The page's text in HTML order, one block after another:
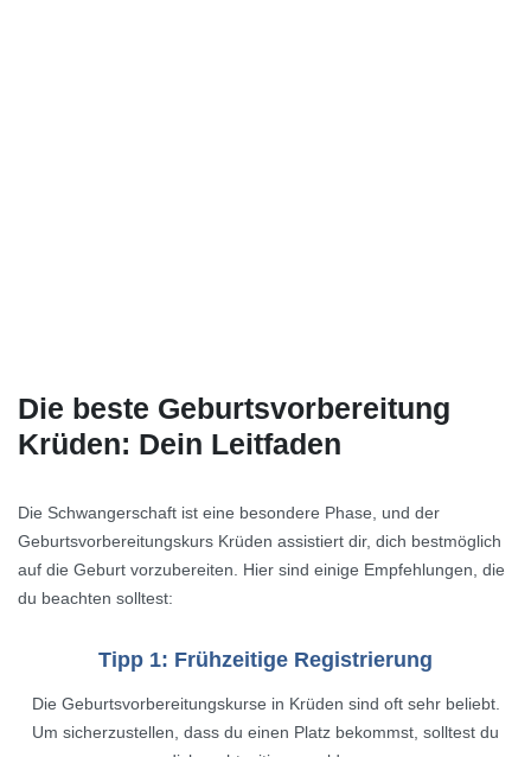
Die beste Geburtsvorbereitung
Krüden: Dein Leitfaden
Die Schwangerschaft ist eine besondere Phase, und der
Geburtsvorbereitungskurs Krüden assistiert dir, dich bestmöglich
auf die Geburt vorzubereiten. Hier sind einige Empfehlungen, die
du beachten solltest:
Tipp 1: Frühzeitige Registrierung
Die Geburtsvorbereitungskurse in Krüden sind oft sehr beliebt.
Um sicherzustellen, dass du einen Platz bekommst, solltest du